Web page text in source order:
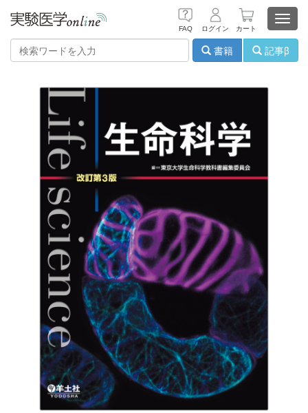
FAQ ログイン カート
書籍
記事β